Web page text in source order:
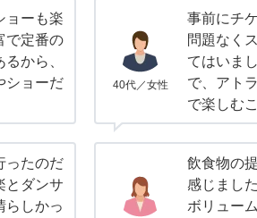
ョーも楽
で定番の
から、
ショーだ
40代／女性
事前にチ
問題なく
てはいま
で、アト
で楽しむ
ったのだ
とダンサ
らしかっ
飲食物の
感じまし
ボリュー